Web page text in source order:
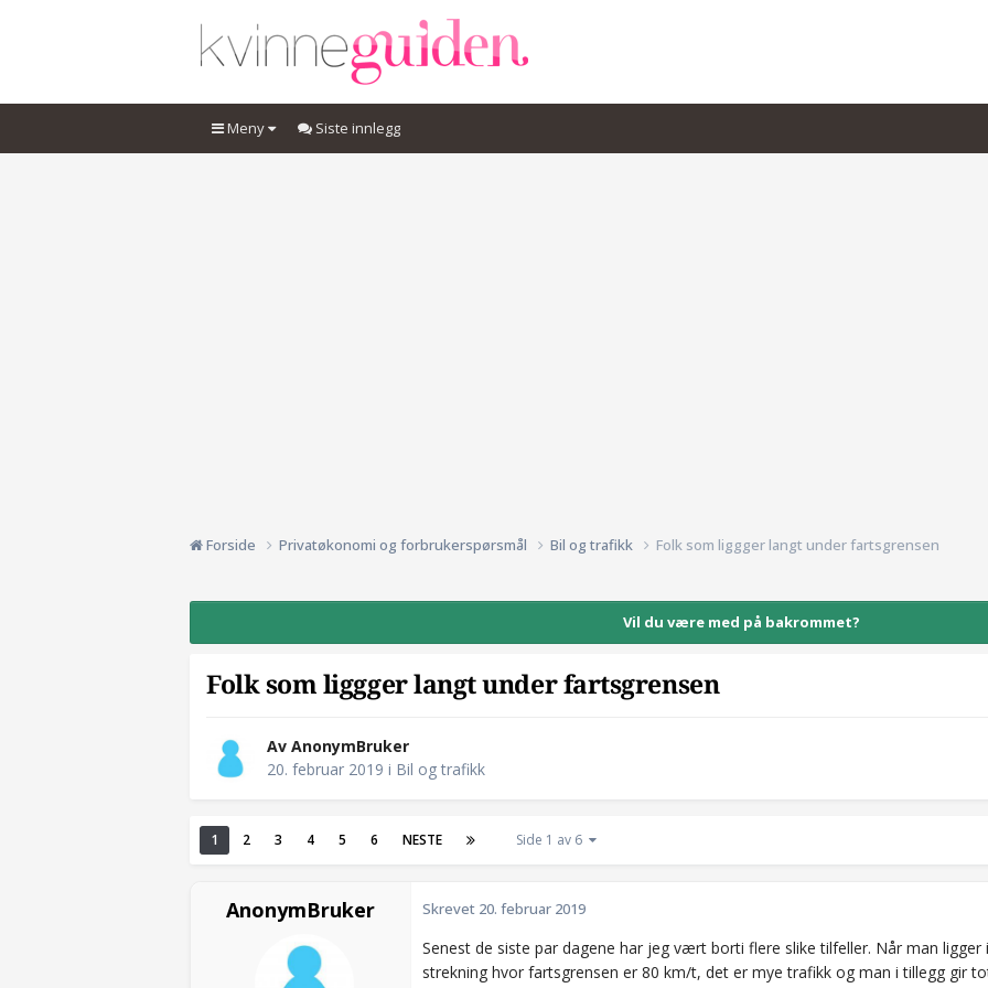
Meny Siste innlegg
Forside Privatøkonomi og forbrukerspørsmål Bil og trafikk Folk som liggger langt under fartsgrensen
Vil du være med på bakrommet?
Folk som liggger langt under fartsgrensen
Av AnonymBruker
20. februar 2019 i Bil og trafikk
1 2 3 4 5 6 NESTE Side 1 av 6
AnonymBruker Skrevet 20. februar 2019
Senest de siste par dagene har jeg vært borti flere slike tilfeller. Når man
strekning hvor fartsgrensen er 80 km/t, det er mye trafikk og man i tillegg gir